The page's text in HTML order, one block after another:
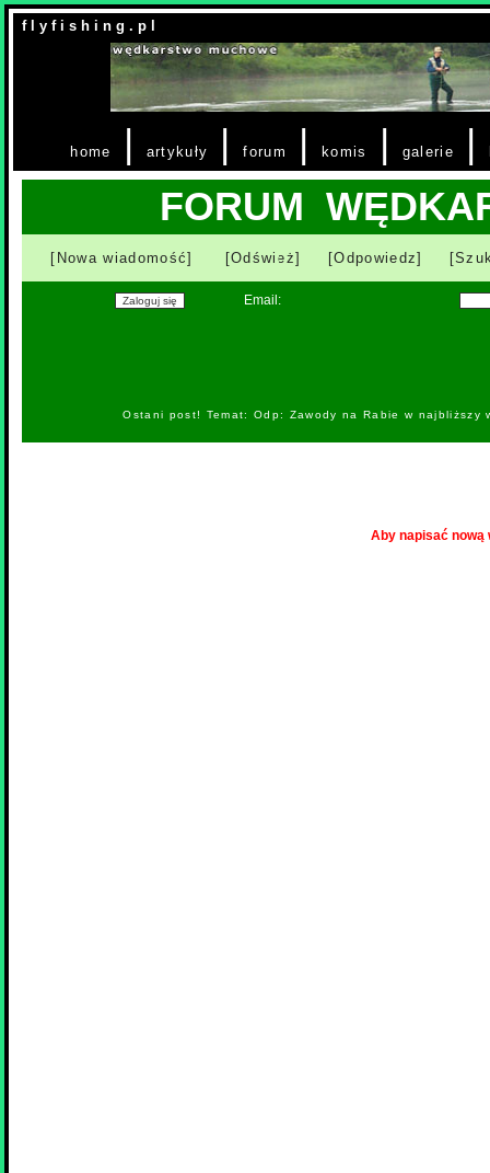
f l y f i s h i n g . p l
home | artykuły |forum | komis | galerie |
FORUM
[Nowa wiadomość] [Odśwież] [Odpowiedz]
Email:
Ostani post! Temat: Odp: Zawody na Rabie w
Aby napisać nową